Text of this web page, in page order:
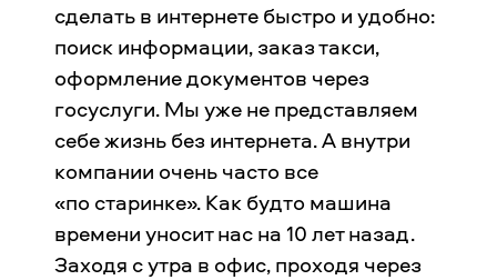
сделать в интернете быстро и удобно:
поиск информации, заказ такси,
оформление документов через
госуслуги. Мы уже не представляем
себе жизнь без интернета. А внутри
компании очень часто все
«по старинке». Как будто машина
времени уносит нас на 10 лет назад.
Заходя с утра в офис, проходя через